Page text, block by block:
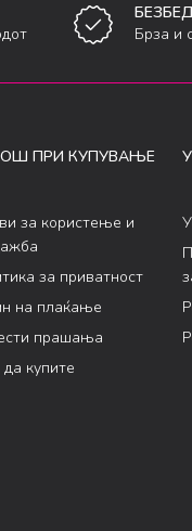
Брза и
ПРИ КУПУВАЊЕ
за користење и
за приватност
на плаќање
прашања
купите